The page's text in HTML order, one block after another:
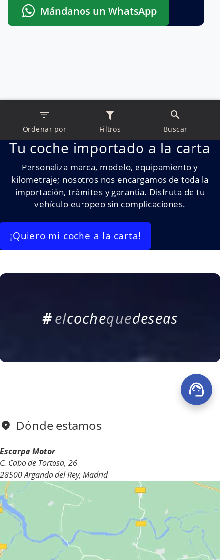
Mándanos un WhatsApp
Ordenar por Filtros Buscar
Tu coche importado a la carta
Personaliza marca, modelo, equipamiento y
kilometraje; nosotros nos encargamos de toda la
importación, trámites y garantía. Disfruta de tu
vehículo europeo sin complicaciones.
¡Quiero mi coche a la carta!
# elcochequedeseas
Dónde estamos
Escarpa Motor
C. Cabo de Tortosa, 26
28500 Arganda del Rey, Madrid